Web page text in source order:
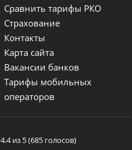
Сравнить тарифы РКО
Страхование
Контакты
Карта сайта
Вакансии банков
Тарифы мобильных
операторов
4.4 из 5 (685 голосов)